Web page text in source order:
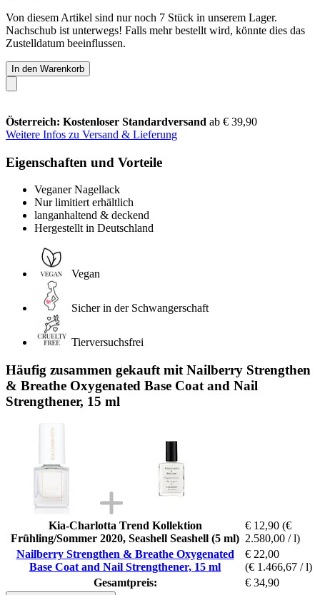
Von diesem Artikel sind nur noch 7 Stück in unserem Lager.
Nachschub ist unterwegs! Falls mehr bestellt wird, könnte dies das
Zustelldatum beeinflussen.
In den Warenkorb
Österreich: Kostenloser Standardversand ab € 39,90
Weitere Infos zu Versand & Lieferung
Eigenschaften und Vorteile
Veganer Nagellack
Nur limitiert erhältlich
langanhaltend & deckend
Hergestellt in Deutschland
Vegan
Sicher in der Schwangerschaft
Tierversuchsfrei
Häufig zusammen gekauft mit Nailberry Strengthen
& Breathe Oxygenated Base Coat and Nail
Strengthener, 15 ml
Kia-Charlotta Trend Kollektion
Frühling/Sommer 2020, Seashell Seashell (5 ml)
€ 12,90 (€
2.580,00 / l)
Nailberry Strengthen & Breathe Oxygenated
Base Coat and Nail Strengthener, 15 ml
€ 22,00
(€ 1.466,67 / l)
Gesamtpreis:
€ 34,90